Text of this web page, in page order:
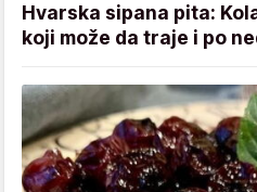
Hvarska sipana pita:
koji može da traje i po